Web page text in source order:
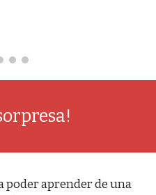
poder aprender de una